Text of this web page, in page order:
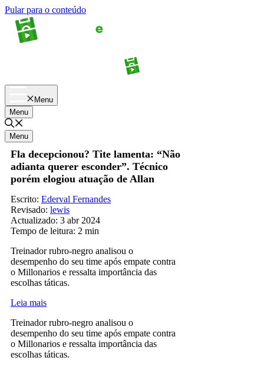
Pular para o conteúdo
Menu
Menu
Menu
Fla decepcionou? Tite lamenta: “Não
adianta querer esconder”. Técnico
porém elogiou atuação de Allan
Escrito: Ederval Fernandes
Revisado: lewis
Actualizado: 3 abr 2024
Tempo de leitura: 2 min
Treinador rubro-negro analisou o
desempenho do seu time após empate contra
o Millonarios e ressalta importância das
escolhas táticas.
Leia mais
Treinador rubro-negro analisou o
desempenho do seu time após empate contra
o Millonarios e ressalta importância das
escolhas táticas.